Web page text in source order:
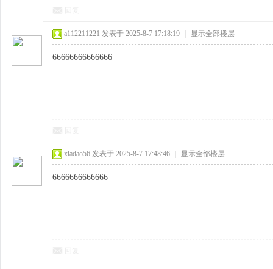
a112211221 发表于 2025-8-7 17:18:19 显示全部楼层
66666666666666
xiadao56 发表于 2025-8-7 17:48:46 显示全部楼层
6666666666666